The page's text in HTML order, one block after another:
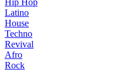
Hip Hop
Latino
House
Techno
Revival
Afro
Rock